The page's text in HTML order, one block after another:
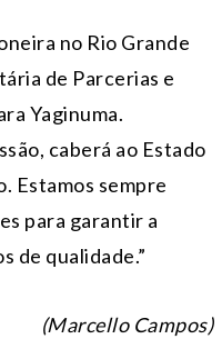
no Rio Grande
de Parcerias e
Yaginuma.
caberá ao Estado
Estamos sempre
para garantir a
de qualidade.”
(Marcello Campos)